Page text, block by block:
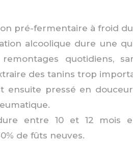
pré-fermentaire à froid
alcoolique dure une
quotidiens,
des tanins trop
ensuite pressé en
entre 10 et 12 mois
de fûts neuves.